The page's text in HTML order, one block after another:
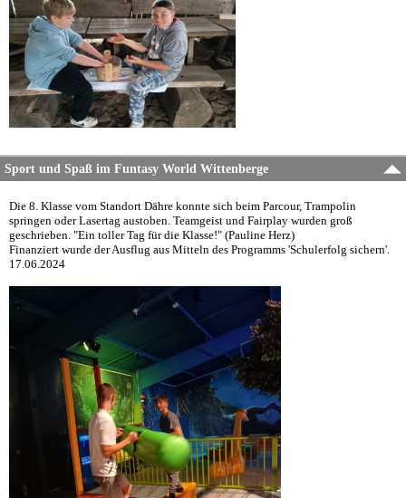
Sport und Spaß im Funtasy World Wittenberge
Die 8. Klasse vom Standort Dähre konnte sich beim Parcour, Trampolin
springen oder Lasertag austoben. Teamgeist und Fairplay wurden groß
geschrieben. "Ein toller Tag für die Klasse!" (Pauline Herz)
Finanziert wurde der Ausflug aus Mitteln des Programms 'Schulerfolg sichern'.
17.06.2024